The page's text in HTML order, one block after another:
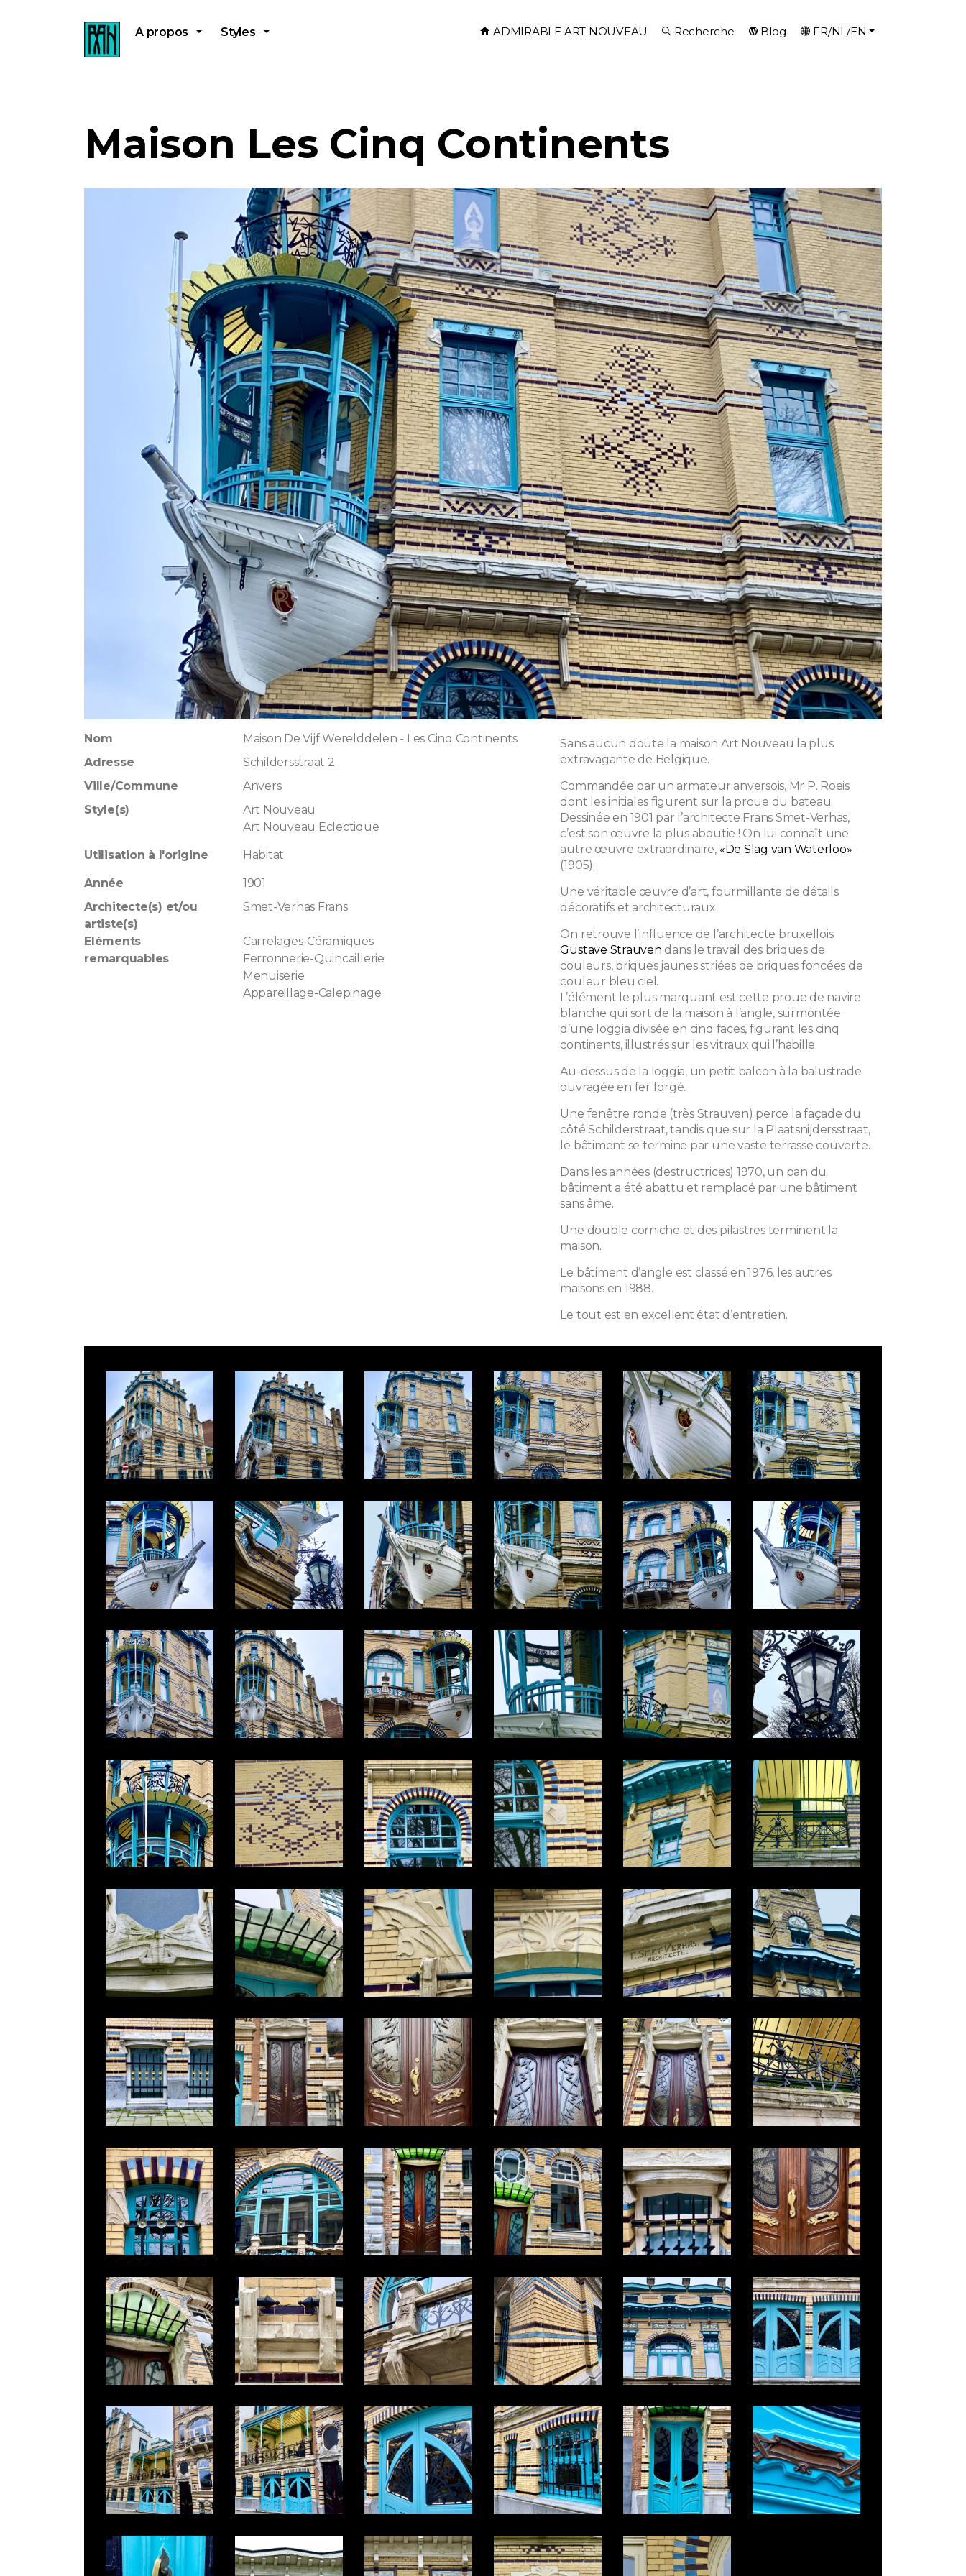
A propos Styles ADMIRABLE ART NOUVEAU Recherche Blog FR/NL/EN
Maison Les Cinq Continents
Nom
Maison De Vijf Werelddelen - Les Cinq Continents
Adresse
Schildersstraat 2
Ville/Commune
Anvers
Style(s)
Art Nouveau
Art Nouveau Eclectique
Utilisation à l'origine Habitat
Année
1901
Architecte(s) et/ou
artiste(s)
Smet-Verhas Frans
Eléments
remarquables
Carrelages-Céramiques
Ferronnerie-Quincaillerie
Menuiserie
Appareillage-Calepinage
Sans aucun doute la maison Art Nouveau la plus
extravagante de Belgique.
Commandée par un armateur anversois, Mr P. Roeis
dont les initiales figurent sur la proue du bateau.
Dessinée en 1901 par l’architecte Frans Smet-Verhas,
c’est son œuvre la plus aboutie ! On lui connaît une
autre œuvre extraordinaire, «De Slag van Waterloo»
(1905).
Une véritable œuvre d’art, fourmillante de détails
décoratifs et architecturaux.
On retrouve l’influence de l’architecte bruxellois
Gustave Strauven dans le travail des briques de
couleurs, briques jaunes striées de briques foncées de
couleur bleu ciel.
L’élément le plus marquant est cette proue de navire
blanche qui sort de la maison à l’angle, surmontée
d’une loggia divisée en cinq faces, figurant les cinq
continents, illustrés sur les vitraux qui l’habille.
Au-dessus de la loggia, un petit balcon à la balustrade
ouvragée en fer forgé.
Une fenêtre ronde (très Strauven) perce la façade du
côté Schilderstraat, tandis que sur la Plaatsnijdersstraat,
le bâtiment se termine par une vaste terrasse couverte.
Dans les années (destructrices) 1970, un pan du
bâtiment a été abattu et remplacé par une bâtiment
sans âme.
Une double corniche et des pilastres terminent la
maison.
Le bâtiment d’angle est classé en 1976, les autres
maisons en 1988.
Le tout est en excellent état d’entretien.